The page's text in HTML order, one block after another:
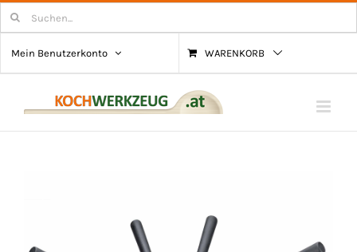
Zum
Inhalt
springen
Suchen
nach:
Mein Benutzerkonto
WARENKORB